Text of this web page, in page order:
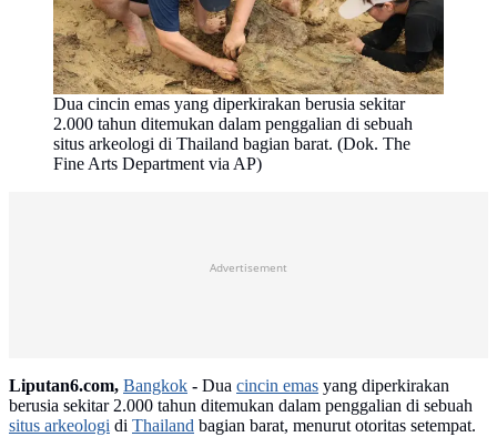
Dua cincin emas yang diperkirakan berusia sekitar
2.000 tahun ditemukan dalam penggalian di sebuah
situs arkeologi di Thailand bagian barat. (Dok. The
Fine Arts Department via AP)
Advertisement
Liputan6.com, Bangkok - Dua cincin emas yang diperkirakan
berusia sekitar 2.000 tahun ditemukan dalam penggalian di sebuah
situs arkeologi di Thailand bagian barat, menurut otoritas setempat.